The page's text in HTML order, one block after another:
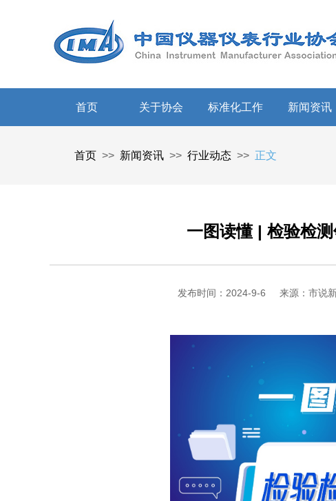
首页 关于协会 标准化工作 新闻资讯
首页 >> 新闻资讯 >> 行业动态 >> 正文
一图读懂 | 检验检
发布时间：2024-9-6 来源：市说